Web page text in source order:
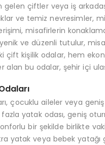
gelen çiftler veya iş
ve temiz nevresimler,
misafirlerin
ve düzenli tutulur,
çift kişilik odalar, hem
bu odalar, şehir içi
çocuklu aileler veya
yatak odası, geniş
bir şekilde birlikte
yatak veya bebek